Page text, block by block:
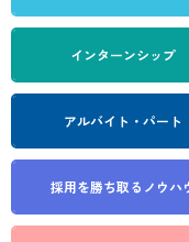
インターンシップ
アルバイト・パート
採用を勝ち取る ノウハ